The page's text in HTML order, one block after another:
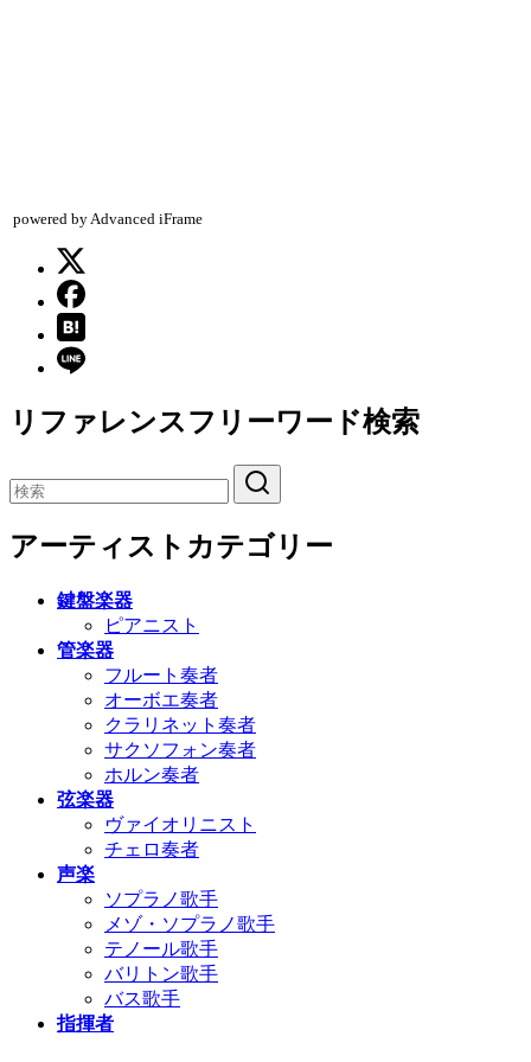
powered by Advanced iFrame
リファレンスフリーワード検索
アーティストカテゴリー
鍵盤楽器
ピアニスト
管楽器
フルート奏者
オーボエ奏者
クラリネット奏者
サクソフォン奏者
ホルン奏者
弦楽器
ヴァイオリニスト
チェロ奏者
声楽
ソプラノ歌手
メゾ・ソプラノ歌手
テノール歌手
バリトン歌手
バス歌手
指揮者